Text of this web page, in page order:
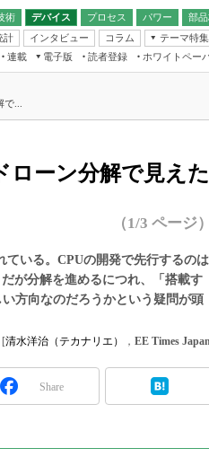
術
デバイス
プロセス パワー 部
無線
計 インタビュー コラム
テーマ特集
ルAI
査（EE Times Research）
計（EDN Japan）
トロニクス入門（EDN
人
連載
電子版
読者登録 ホワイトペー
...
ローン分解で見えた
（1/3 ページ）
ている。CPUの開発で先行するのは
が分解を進めるにつれ、「搭載す
方向なのだろうかという疑問が頭
[清水洋治（テカナリエ） ， EE Times
Share